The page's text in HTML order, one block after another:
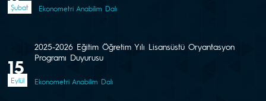
Şubat Ekonometri Anabilim Dalı
15
Eylül
2025-2026 Eğitim Öğretim Yılı Lisansüstü Oryantasyon
Programı Duyurusu
Ekonometri Anabilim Dalı